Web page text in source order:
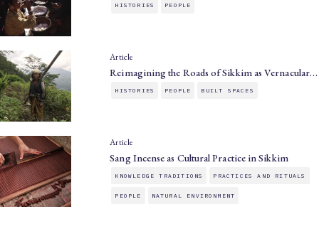
HISTORIES PEOPLE
Article
Reimagining the Roads of Sikkim as Vernacular…
HISTORIES PEOPLE BUILT SPACES
Article
Sang Incense as Cultural Practice in Sikkim
KNOWLEDGE TRADITIONS PRACTICES AND RITUALS
PEOPLE NATURAL ENVIRONMENT